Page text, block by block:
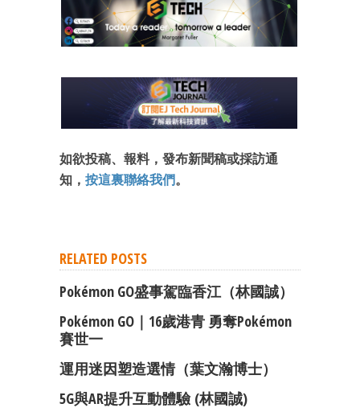
如欲投稿、報料，發布新聞稿或採訪通
知， 按這裏聯絡我們。
RELATED POSTS
Pokémon GO盛事駕臨香江（林國誠）
Pokémon GO｜16歲港青 勇奪Pokémon
賽世一
運用迷因塑造選情（葉文瀚博士）
5G與AR提升互動體驗 (林國誠)
成為 EJ Tech 會員
箱！